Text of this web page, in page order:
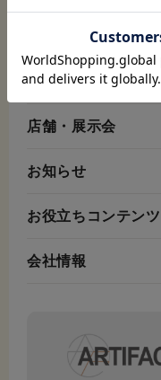
ご利用ガイド
ランドセルについて
店舗・展示会
お知らせ
お役立ちコンテンツ
会社情報